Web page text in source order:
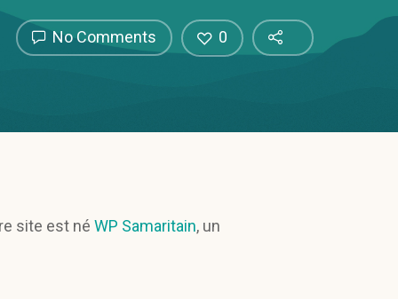
No Comments 0
site est né WP Samaritain, un